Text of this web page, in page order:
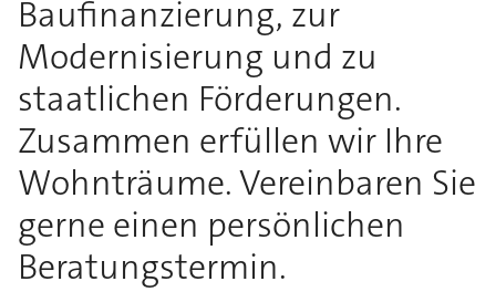
Baufinanzierung, zur
Modernisierung und zu
staatlichen Förderungen.
Zusammen erfüllen wir Ihre
Wohnträume. Vereinbaren Sie
gerne einen persönlichen
Beratungstermin.